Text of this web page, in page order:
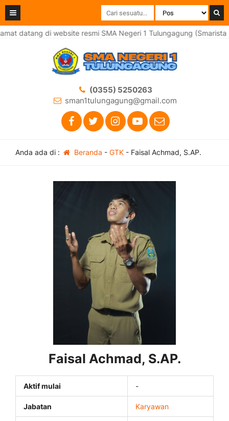
datang di website resmi SMA Negeri 1 Tulungagung (Smarista
(0355) 5250263
sman1tulungagung@gmail.com
Anda ada di : Beranda - GTK- Faisal Achmad, S.AP.
Faisal Achmad, S.AP.
Aktif mulai -
Jabatan Karyawan